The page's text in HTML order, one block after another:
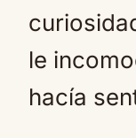
le
hacía